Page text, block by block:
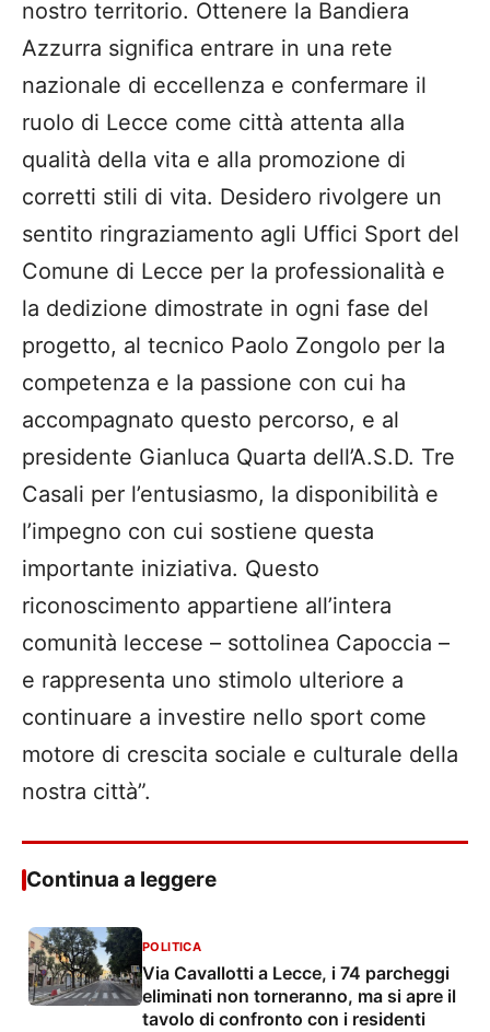
nostro territorio. Ottenere la Bandiera
Azzurra significa entrare in una rete
nazionale di eccellenza e confermare il
ruolo di Lecce come città attenta alla
qualità della vita e alla promozione di
corretti stili di vita. Desidero rivolgere un
sentito ringraziamento agli Uffici Sport del
Comune di Lecce per la professionalità e
la dedizione dimostrate in ogni fase del
progetto, al tecnico Paolo Zongolo per la
competenza e la passione con cui ha
accompagnato questo percorso, e al
presidente Gianluca Quarta dell’A.S.D. Tre
Casali per l’entusiasmo, la disponibilità e
l’impegno con cui sostiene questa
importante iniziativa. Questo
riconoscimento appartiene all’intera
comunità leccese – sottolinea Capoccia –
e rappresenta uno stimolo ulteriore a
continuare a investire nello sport come
motore di crescita sociale e culturale della
nostra città”.
Continua a leggere
POLITICA
Via Cavallotti a Lecce, i 74 parcheggi
eliminati non torneranno, ma si apre il
tavolo di confronto con i residenti